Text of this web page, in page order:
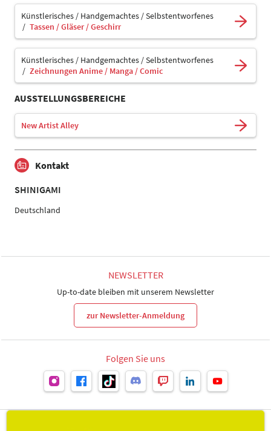
Künstlerisches / Handgemachtes / Selbstentworfenes
Tassen / Gläser / Geschirr
Künstlerisches / Handgemachtes / Selbstentworfenes
Zeichnungen Anime / Manga / Comic
AUSSTELLUNGSBEREICHE
New Artist Alley
Kontakt
SHINIGAMI
Deutschland
NEWSLETTER
Up-to-date bleiben mit unserem Newsletter
zur Newsletter-Anmeldung
Folgen Sie uns